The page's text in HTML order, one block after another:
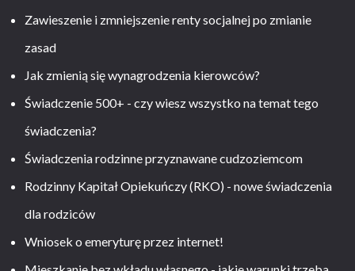
Zawieszenie i zmniejszenie renty socjalnej po zmianie
zasad
Jak zmienią się wynagrodzenia kierowców?
Świadczenie 500+ - czy wiesz wszystko na temat tego
świadczenia?
Świadczenia rodzinne przyznawane cudzoziemcom
Rodzinny Kapitał Opiekuńczy (RKO) - nowe świadczenia
dla rodziców
Wniosek o emeryturę przez internet!